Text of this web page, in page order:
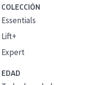
COLECCIÓN
Essentials
Lift+
Expert
EDAD